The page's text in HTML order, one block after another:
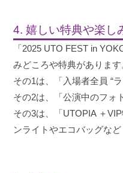
4. 嬉しい特典や楽し
「2025 UTO FEST in
みどころや特典があります
その1は、「入場者全員 “
その2は、「公演中のフォ
その3は、「UTOPIA ＋
ンライトやエコバッグなど